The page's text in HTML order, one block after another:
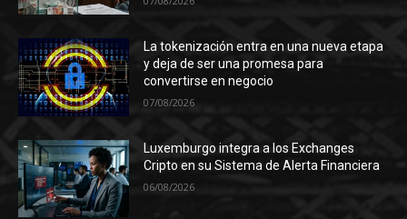
La tokenización entra en una nueva etapa
y deja de ser una promesa para
convertirse en negocio
07/08/2026
Luxemburgo integra a los Exchanges
Cripto en su Sistema de Alerta Financiera
06/08/2026